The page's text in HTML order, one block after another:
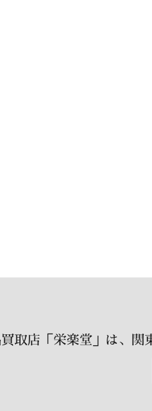
取店「栄楽堂」は、関